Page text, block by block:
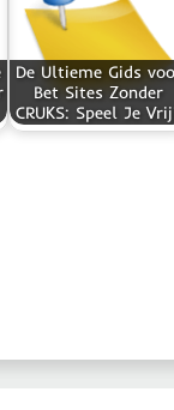
De Ultieme Gids
Bet Sites Zonder
CRUKS: Speel Je